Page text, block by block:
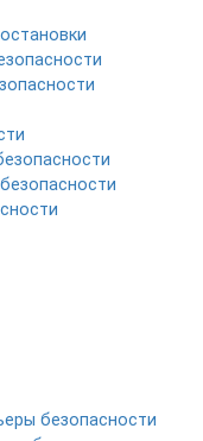
безопасности